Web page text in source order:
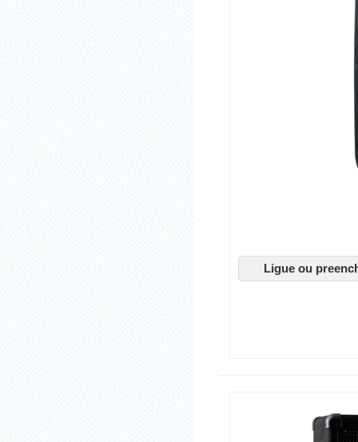
Ligue ou